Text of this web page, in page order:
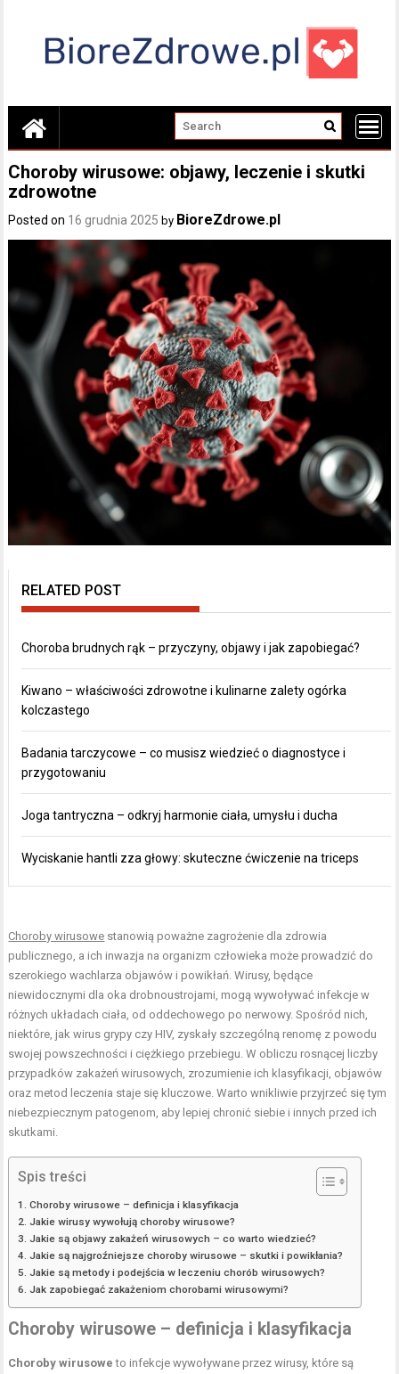
Choroby wirusowe: objawy, leczenie i skutki
zdrowotne
Posted on 16 grudnia 2025 by BioreZdrowe.pl
RELATED POST
Choroba brudnych rąk – przyczyny, objawy i jak zapobiegać?
Kiwano – właściwości zdrowotne i kulinarne zalety ogórka
kolczastego
Badania tarczycowe – co musisz wiedzieć o diagnostyce i
przygotowaniu
Joga tantryczna – odkryj harmonie ciała, umysłu i ducha
Wyciskanie hantli zza głowy: skuteczne ćwiczenie na triceps
Choroby wirusowe stanowią poważne zagrożenie dla zdrowia
publicznego, a ich inwazja na organizm człowieka może prowadzić do
szerokiego wachlarza objawów i powikłań. Wirusy, będące
niewidocznymi dla oka drobnoustrojami, mogą wywoływać infekcje w
różnych układach ciała, od oddechowego po nerwowy. Spośród nich,
niektóre, jak wirus grypy czy HIV, zyskały szczególną renomę z powodu
swojej powszechności i ciężkiego przebiegu. W obliczu rosnącej liczby
przypadków zakażeń wirusowych, zrozumienie ich klasyfikacji, objawów
oraz metod leczenia staje się kluczowe. Warto wnikliwie przyjrzeć się tym
niebezpiecznym patogenom, aby lepiej chronić siebie i innych przed ich
skutkami.
Spis treści
Choroby wirusowe – definicja i klasyfikacja
Jakie wirusy wywołują choroby wirusowe?
Jakie są objawy zakażeń wirusowych – co warto wiedzieć?
Jakie są najgroźniejsze choroby wirusowe – skutki i powikłania?
Jakie są metody i podejścia w leczeniu chorób wirusowych?
Jak zapobiegać zakażeniom chorobami wirusowymi?
Choroby wirusowe – definicja i klasyfikacja
Choroby wirusowe to infekcje wywoływane przez wirusy, które są